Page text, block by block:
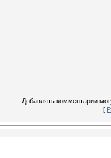
Добавлять комментарии
[